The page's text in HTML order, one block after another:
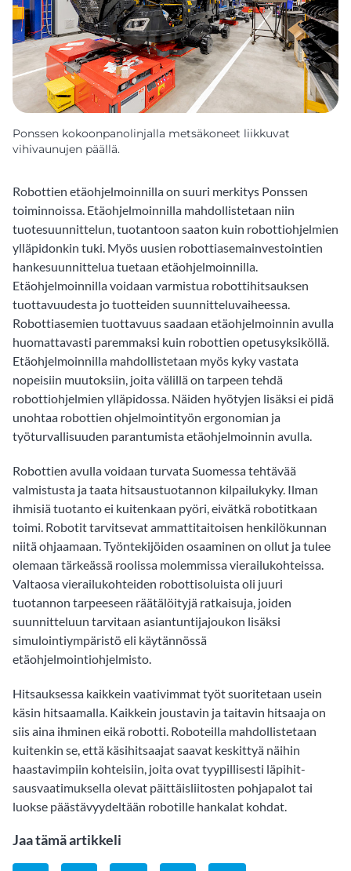
Ponssen kokoonpanolinjalla metsäkoneet liikkuvat
vihivaunujen päällä.
Robottien etäohjelmoinnilla on suuri merkitys Ponssen
toiminnoissa. Etäohjelmoinnilla mahdollistetaan niin
tuotesuunnittelun, tuotantoon saaton kuin robottiohjelmien
ylläpidonkin tuki. Myös uusien robottiasemainvestointien
hankesuunnittelua tuetaan etäohjelmoinnilla.
Etäohjelmoinnilla voidaan varmistua robottihitsauksen
tuottavuudesta jo tuotteiden suunnitteluvaiheessa.
Robottiasemien tuottavuus saadaan etäohjelmoinnin avulla
huomattavasti paremmaksi kuin robottien opetusyksiköllä.
Etäohjelmoinnilla mahdollistetaan myös kyky vastata
nopeisiin muutoksiin, joita välillä on tarpeen tehdä
robottiohjelmien ylläpidossa. Näiden hyötyjen lisäksi ei pidä
unohtaa robottien ohjelmointityön ergonomian ja
työturvallisuuden parantumista etäohjelmoinnin avulla.
Robottien avulla voidaan turvata Suomessa tehtävää
valmistusta ja taata hitsaustuotannon kilpailukyky. Ilman
ihmisiä tuotanto ei kuitenkaan pyöri, eivätkä robotitkaan
toimi. Robotit tarvitsevat ammattitaitoisen henkilökunnan
niitä ohjaamaan. Työntekijöiden osaaminen on ollut ja tulee
olemaan tärkeässä roolissa molemmissa vierailukohteissa.
Valtaosa vierailukohteiden robottisoluista oli juuri
tuotannon tarpeeseen räätälöityjä ratkaisuja, joiden
suunnitteluun tarvitaan asiantuntijajoukon lisäksi
simulointiympäristö eli käytännössä
etäohjelmointiohjelmisto.
Hitsauksessa kaikkein vaativimmat työt suoritetaan usein
käsin hitsaamalla. Kaikkein joustavin ja taitavin hitsaaja on
siis aina ihminen eikä robotti. Roboteilla mahdollistetaan
kuitenkin se, että käsihitsaajat saavat keskittyä näihin
haastavimpiin kohteisiin, joita ovat tyypillisesti läpihit-
sausvaatimuksella olevat päittäisliitosten pohjapalot tai
luokse päästävyydeltään robotille hankalat kohdat.
Jaa tämä artikkeli